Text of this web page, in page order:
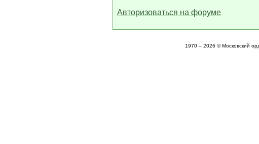
Авторизоваться на форуме
1970 – 2026 © Московский